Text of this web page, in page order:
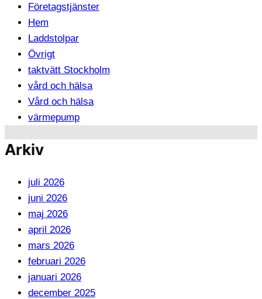
Företagstjänster
Hem
Laddstolpar
Övrigt
taktvätt Stockholm
vård och hälsa
Vård och hälsa
värmepump
Arkiv
juli 2026
juni 2026
maj 2026
april 2026
mars 2026
februari 2026
januari 2026
december 2025